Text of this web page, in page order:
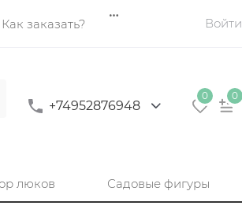
Как заказать? Войти
+74952876948
0 0
люков Садовые фигуры